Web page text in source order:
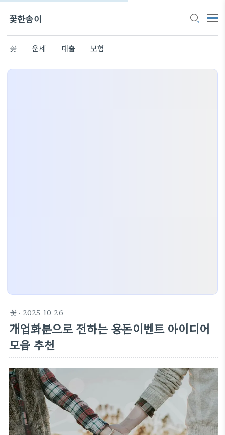
꽃한송이
꽃 운세 대출 보험
꽃 · 2025-10-26
개업화분으로 전하는 용돈이벤트 아이디어
모음 추천